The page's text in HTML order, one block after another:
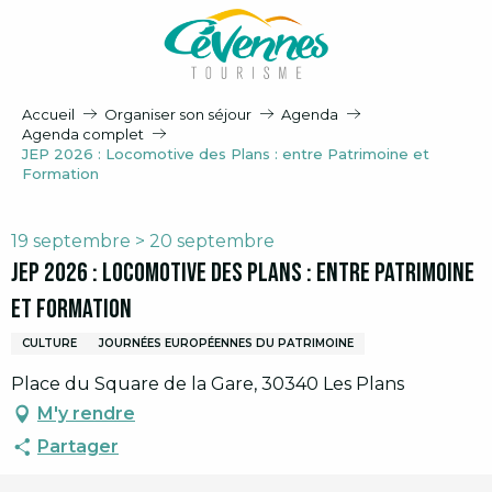
Accueil Organiser son séjour
Agenda
Agenda complet
JEP 2026 : Locomotive des Plans : entre Patrimoine et
Formation
19 septembre > 20 septembre
JEP 2026 : Locomotive des Plans : entre Patrimoine
et Formation
CULTURE JOURNÉES EUROPÉENNES DU PATRIMOINE
Place du Square de la Gare, 30340 Les Plans
M'y rendre
Partager